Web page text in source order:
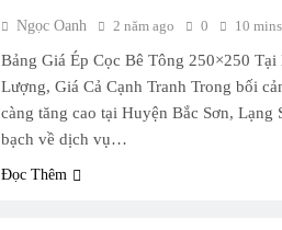
Ngọc Oanh 2 năm ago 0 10 mins
Bảng Giá Ép Cọc Bê Tông 250×250
Lượng, Giá Cả Cạnh Tranh Trong bối
càng tăng cao tại Huyện Bắc Sơn,
bạch về dịch vụ…
Đọc Thêm